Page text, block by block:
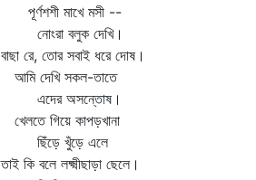
পূর্ণশশী মাখে মসী --
নোংরা বলুক দেখি।
বাছা রে, তোর সবাই ধরে দোষ।
আমি দেখি সকল-তাতে
এদের অসন্তোষ।
খেলতে গিয়ে কাপড়খানা
ছিঁড়ে খুঁড়ে এলে
তাই কি বলে লক্ষ্মীছাড়া ছেলে।